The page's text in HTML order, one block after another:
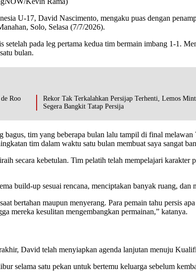
U-17, David Nascimento, mengaku puas dengan
Solo, Selasa (7/7/2026).
setelah pada leg pertama kedua tim bermain imbang 1-1.
bulan.
Roo
Rekor Tak Terkalahkan Persijap Terhenti, Lemos
Segera Bangkit Tatap Persija
bagus, tim yang beberapa bulan lalu tampil di final
tim dalam waktu satu bulan membuat saya sangat
secara kebetulan. Tim pelatih telah mempelajari
build-up sesuai rencana, menciptakan banyak ruang, dan
bertahan maupun menyerang. Para pemain tahu persis
mereka kesulitan mengembangkan permainan,” katanya.
David telah menyiapkan agenda lanjutan menuju
selama satu pekan untuk bertemu keluarga sebelum